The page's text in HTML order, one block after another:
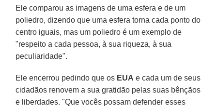
Ele comparou as imagens de uma esfera e de um
poliedro, dizendo que uma esfera torna cada ponto do
centro iguais, mas um poliedro é um exemplo de
"respeito a cada pessoa, à sua riqueza, à sua
peculiaridade".
Ele encerrou pedindo que os EUA e cada um de seus
cidadãos renovem a sua gratidão pelas suas bênçãos
e liberdades. "Que vocês possam defender esses